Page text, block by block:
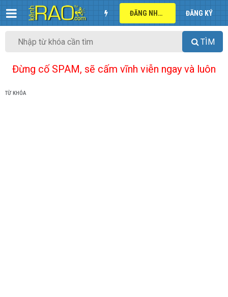
ĐĂNG NHẬP ĐĂNG KÝ
TÌM
Đừng cố SPAM, sẽ cấm vĩnh viễn ngay và luôn
TỪ KHÓA